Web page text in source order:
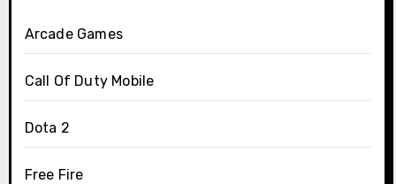
Arcade Games
Call Of Duty Mobile
Dota 2
Free Fire